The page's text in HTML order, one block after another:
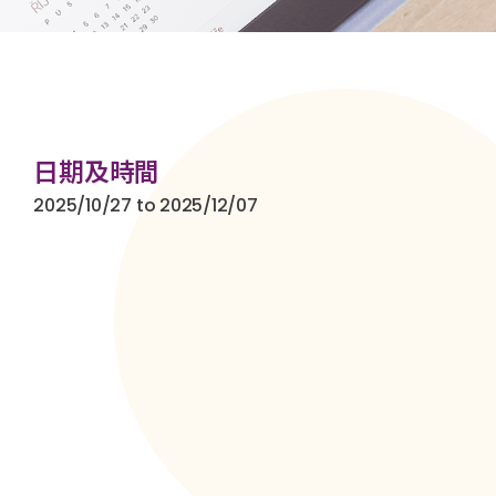
日期及時間
2025/10/27 to 2025/12/07